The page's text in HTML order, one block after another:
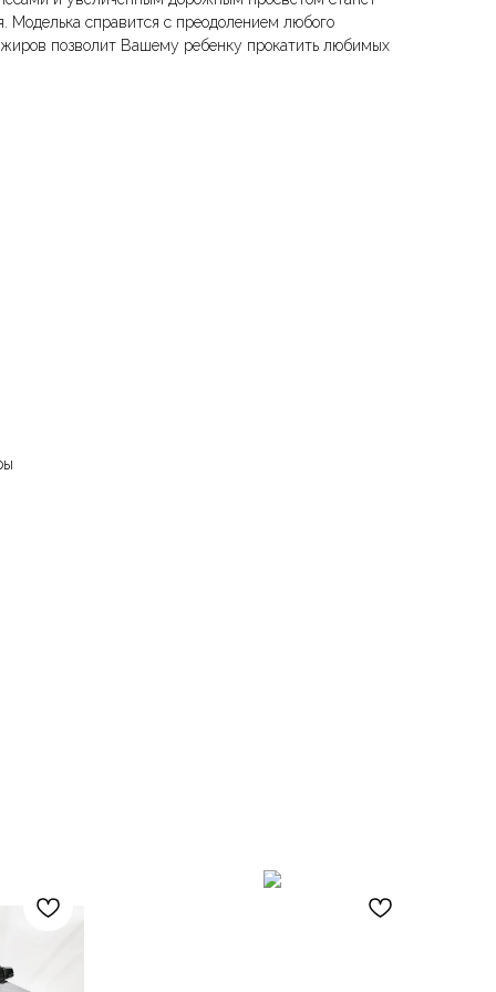
справится с преодолением любого
позволит Вашему ребенку прокатить любимых